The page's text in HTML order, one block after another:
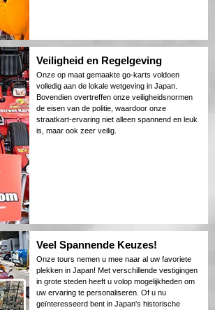
Veiligheid en Regelgeving
Onze op maat gemaakte go-karts voldoen
volledig aan de lokale wetgeving in Japan.
Bovendien overtreffen onze veiligheidsnormen
de eisen van de politie, waardoor onze
straatkart-ervaring niet alleen spannend en leuk
is, maar ook zeer veilig.
Veel Spannende Keuzes!
Onze tours nemen u mee naar al uw favoriete
plekken in Japan! Met verschillende vestigingen
in grote steden heeft u volop mogelijkheden om
uw ervaring te personaliseren. Of u nu
geïnteresseerd bent in Japan's historische